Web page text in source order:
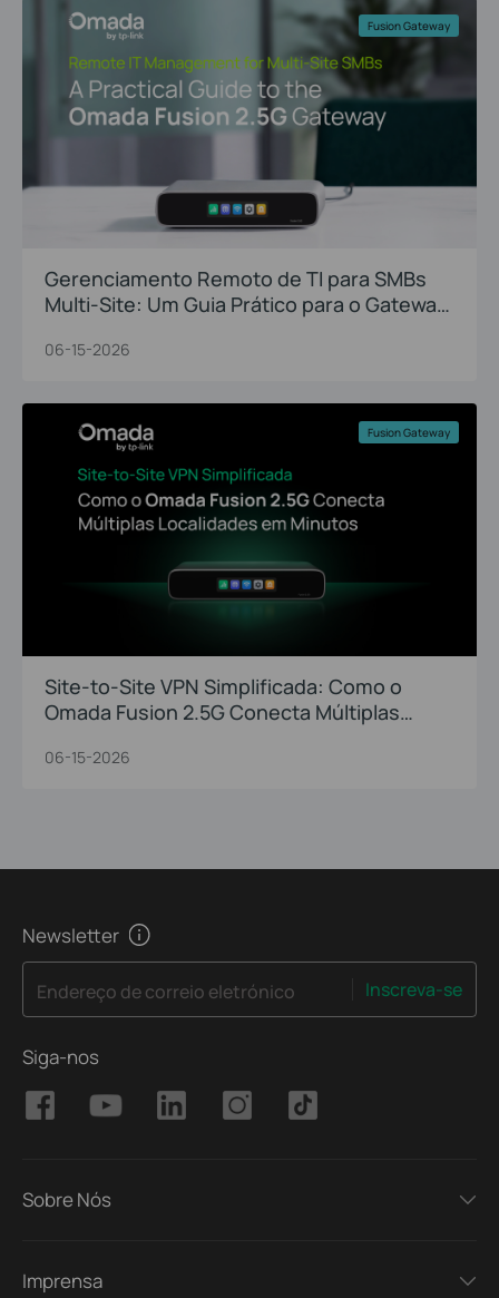
Fusion Gateway
Gerenciamento Remoto de TI para SMBs
Multi-Site: Um Guia Prático para o Gateway
06-15-2026
Fusion Gateway
Site-to-Site VPN Simplificada: Como o
Omada Fusion 2.5G Conecta Múltiplas
06-15-2026
Newsletter
Endereço de correio eletrónico Inscreva-se
Siga-nos
Sobre Nós
Imprensa